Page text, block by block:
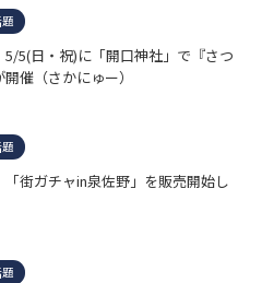
5/5(日・祝)に「開口神社」で『さつ
催（さかにゅー）
「街ガチャin泉佐野」を販売開始し